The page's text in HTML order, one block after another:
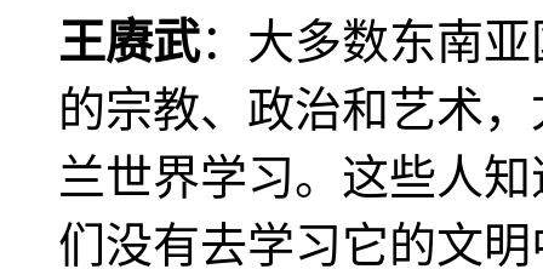
王赓武：大多数东南
的宗教、政治和艺术
兰世界学习。这些人
们没有去学习它的文